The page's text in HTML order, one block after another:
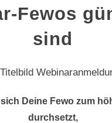
Fewos
sind
Deine Fewo zum
durchsetzt,